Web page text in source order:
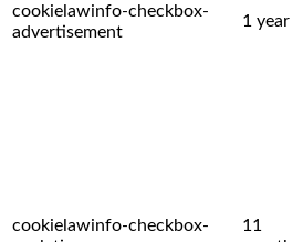
cookielawinfo-checkbox-
advertisement
1 year
cookielawinfo-checkbox-
11